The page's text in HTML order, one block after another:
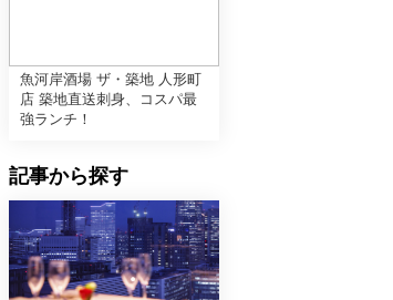
魚河岸酒場 ザ・築地 人形町
店 築地直送刺身、コスパ最
強ランチ！
記事から探す